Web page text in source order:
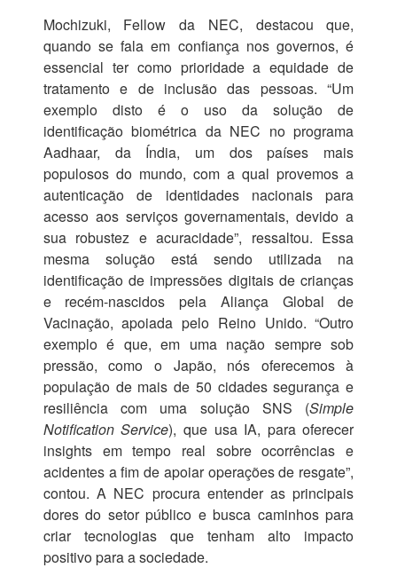
Mochizuki, Fellow da NEC, destacou que,
quando se fala em confiança nos governos, é
essencial ter como prioridade a equidade de
tratamento e de inclusão das pessoas. “Um
exemplo disto é o uso da solução de
identificação biométrica da NEC no programa
Aadhaar, da Índia, um dos países mais
populosos do mundo, com a qual provemos a
autenticação de identidades nacionais para
acesso aos serviços governamentais, devido a
sua robustez e acuracidade”, ressaltou. Essa
mesma solução está sendo utilizada na
identificação de impressões digitais de crianças
e recém-nascidos pela Aliança Global de
Vacinação, apoiada pelo Reino Unido. “Outro
exemplo é que, em uma nação sempre sob
pressão, como o Japão, nós oferecemos à
população de mais de 50 cidades segurança e
resiliência com uma solução SNS (Simple
Notification Service), que usa IA, para oferecer
insights em tempo real sobre ocorrências e
acidentes a fim de apoiar operações de resgate”,
contou. A NEC procura entender as principais
dores do setor público e busca caminhos para
criar tecnologias que tenham alto impacto
positivo para a sociedade.